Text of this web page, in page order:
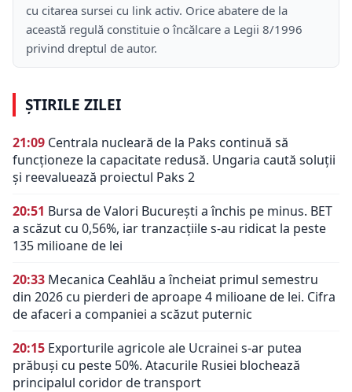
cu citarea sursei cu link activ. Orice abatere de la
această regulă constituie o încălcare a Legii 8/1996
privind dreptul de autor.
ȘTIRILE ZILEI
21:09 Centrala nucleară de la Paks continuă să
funcționeze la capacitate redusă. Ungaria caută soluții
și reevaluează proiectul Paks 2
20:51 Bursa de Valori București a închis pe minus. BET
a scăzut cu 0,56%, iar tranzacțiile s-au ridicat la peste
135 milioane de lei
20:33 Mecanica Ceahlău a încheiat primul semestru
din 2026 cu pierderi de aproape 4 milioane de lei. Cifra
de afaceri a companiei a scăzut puternic
20:15 Exporturile agricole ale Ucrainei s-ar putea
prăbuși cu peste 50%. Atacurile Rusiei blochează
principalul coridor de transport